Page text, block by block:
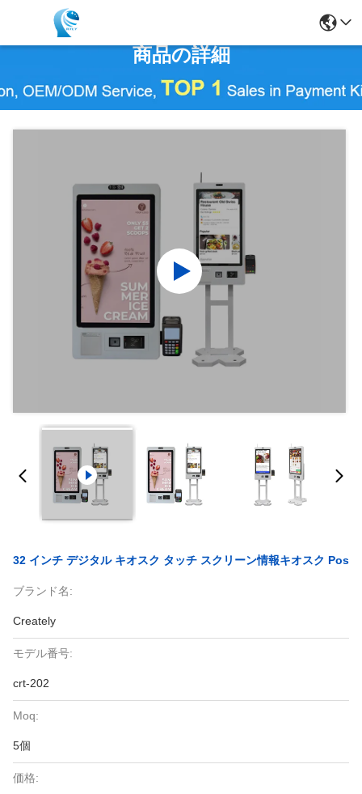
商品の詳細
32 インチ デジタル キオスク タッチ スクリーン情報キオスク Pos
ブランド名:
Creately
モデル番号:
crt-202
Moq:
5個
価格: